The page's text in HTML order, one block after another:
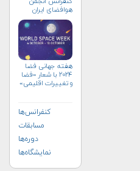
هوافضای ايران
هفته جهانی فضا
۲۰۲۴ با شعار «فضا
و تغییرات اقلیمی»
کنفرانس‌ها
مسابقات
دوره‌ها
نمایشگاه‌ها